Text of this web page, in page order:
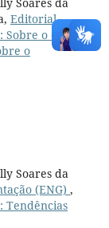
Editorial,
Sobre o ensino
o
Soares da
(ENG) ,
Tendências